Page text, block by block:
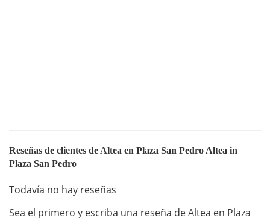
Reseñas de clientes de Altea en Plaza San Pedro Altea in
Plaza San Pedro
Todavía no hay reseñas
Sea el primero y escriba una reseña de Altea en Plaza